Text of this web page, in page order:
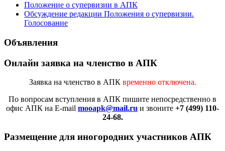
Положение о супервизии в АПК
Обсуждение редакции Положения о супервизии.
Голосование
Объявления
Онлайн заявка на членство в АПК
Заявка на членство в АПК временно отключена.
По вопросам вступления в АПК пишите непосредственно в
офис АПК на E-mail mooapk@mail.ru и звоните +7 (499) 110-
24-68.
Размещение для иногородних участников АПК